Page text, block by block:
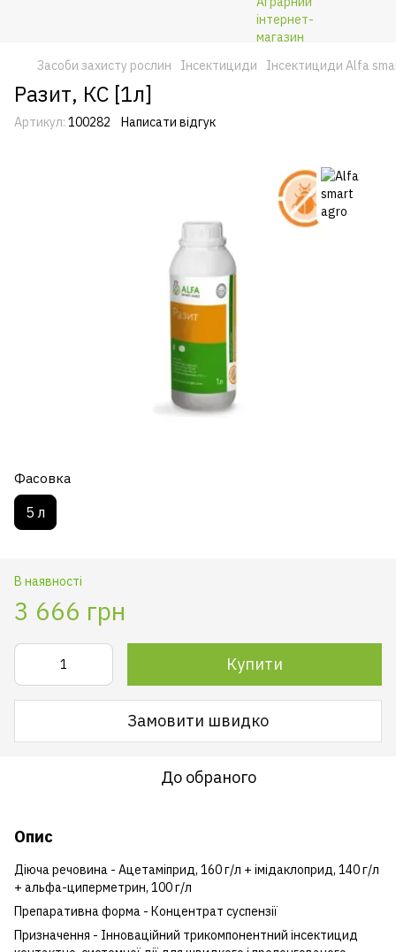
Засоби захисту рослин Інсектициди Інсектициди Alfa
Разит, КС [1л]
Артикул: 100282 Написати відгук
Фасовка
5 л
В наявності
3 666 грн
Купити
Замовити швидко
До обраного
Опис
Діюча речовина - Ацетаміприд, 160 г/л + імідаклоприд, 140 г/л
+ альфа-циперметрин, 100 г/л
Препаративна форма - Концентрат cуспензії
Призначення - Інноваційний трикомпонентний інсектицид